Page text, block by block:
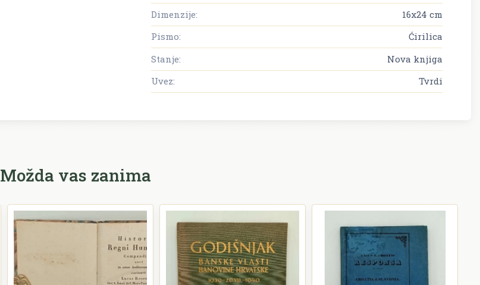
Dimenzije:
16x24 cm
Pismo:
Ćirilica
Stanje:
Nova knjiga
Uvez:
Tvrdi
Možda vas zanima